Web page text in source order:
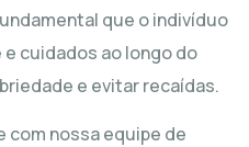
que o indivíduo
cuidados ao longo do
e evitar recaídas.
com nossa equipe de